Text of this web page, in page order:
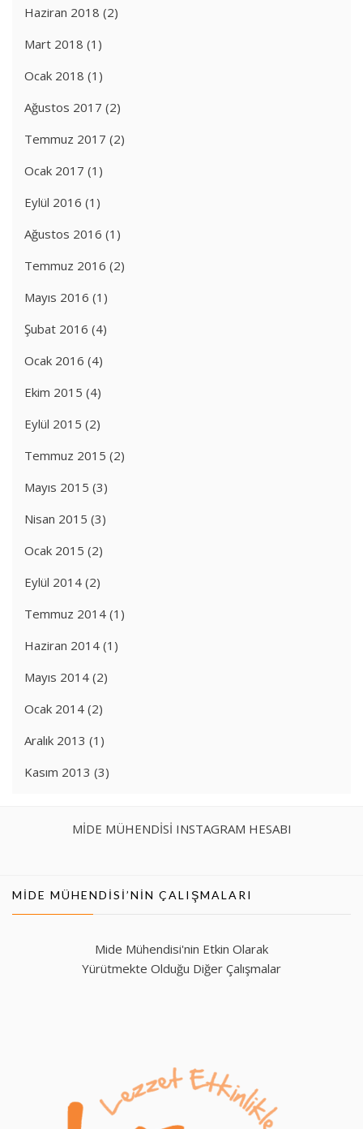
Haziran 2018 (2)
Mart 2018 (1)
Ocak 2018 (1)
Ağustos 2017 (2)
Temmuz 2017 (2)
Ocak 2017 (1)
Eylül 2016 (1)
Ağustos 2016 (1)
Temmuz 2016 (2)
Mayıs 2016 (1)
Şubat 2016 (4)
Ocak 2016 (4)
Ekim 2015 (4)
Eylül 2015 (2)
Temmuz 2015 (2)
Mayıs 2015 (3)
Nisan 2015 (3)
Ocak 2015 (2)
Eylül 2014 (2)
Temmuz 2014 (1)
Haziran 2014 (1)
Mayıs 2014 (2)
Ocak 2014 (2)
Aralık 2013 (1)
Kasım 2013 (3)
MİDE MÜHENDİSİ INSTAGRAM HESABI
MIDE MÜHENDISI’NIN ÇALIŞMALARI
Mide Mühendisi'nin Etkin Olarak
Yürütmekte Olduğu Diğer Çalışmalar